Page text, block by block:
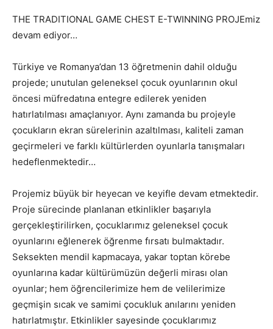
THE TRADITIONAL GAME CHEST E-TWINNING PROJEmiz
devam ediyor…
Türkiye ve Romanya’dan 13 öğretmenin dahil olduğu
projede; unutulan geleneksel çocuk oyunlarının okul
öncesi müfredatına entegre edilerek yeniden
hatırlatılması amaçlanıyor. Aynı zamanda bu projeyle
çocukların ekran sürelerinin azaltılması, kaliteli zaman
geçirmeleri ve farklı kültürlerden oyunlarla tanışmaları
hedeflenmektedir…
Projemiz büyük bir heyecan ve keyifle devam etmektedir.
Proje sürecinde planlanan etkinlikler başarıyla
gerçekleştirilirken, çocuklarımız geleneksel çocuk
oyunlarını eğlenerek öğrenme fırsatı bulmaktadır.
Seksekten mendil kapmacaya, yakar toptan körebe
oyunlarına kadar kültürümüzün değerli mirası olan
oyunlar; hem öğrencilerimize hem de velilerimize
geçmişin sıcak ve samimi çocukluk anılarını yeniden
hatırlatmıştır. Etkinlikler sayesinde çocuklarımız